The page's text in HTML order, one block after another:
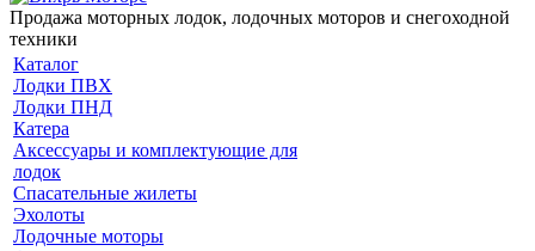
Продажа моторных лодок, лодочных моторов и снегоходной
техники
Каталог
Лодки ПВХ
Лодки ПНД
Катера
Аксессуары и комплектующие для
лодок
Спасательные жилеты
Эхолоты
Лодочные моторы